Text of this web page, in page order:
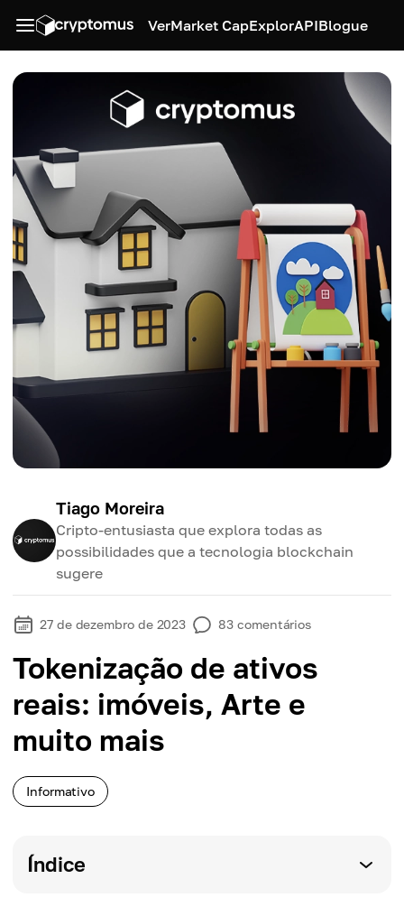
VerMarket CapExplorAPIBlogue
Tiago Moreira
Cripto-entusiasta que explora todas as
possibilidades que a tecnologia blockchain
sugere
27 de dezembro de 2023 83 comentários
Tokenização de ativos
reais: imóveis, Arte e
muito mais
Informativo
Índice